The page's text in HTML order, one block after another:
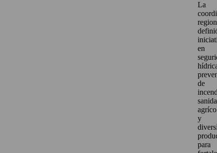
La
en
de
y
para